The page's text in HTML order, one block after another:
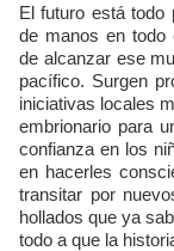
El futuro está
de manos en todo
de alcanzar ese
pacífico. Surgen
iniciativas locales
embrionario para
confianza en los
en hacerles
transitar por
hollados que ya
todo a que la